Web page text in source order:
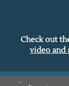
Check out
video and